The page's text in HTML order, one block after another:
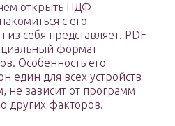
открыть ПДФ
с его
из себя представляет. PDF
формат
Особенность его
един для всех устройств
не зависит от программ
других факторов.